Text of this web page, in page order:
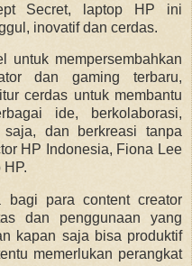
Secret, laptop HP ini
inovatif dan cerdas.
untuk mempersembahkan
dan gaming terbaru,
cerdas untuk membantu
ide, berkolaborasi,
dan berkreasi tanpa
HP Indonesia, Fiona Lee
bagi para content creator
dan penggunaan yang
kapan saja bisa produktif
memerlukan perangkat